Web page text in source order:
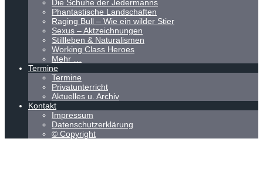
Die Schuhe der Jedermanns
Phantastische Landschaften
Raging Bull – Wie ein wilder Stier
Sexus – Aktzeichnungen
Stillleben & Naturalismen
Working Class Heroes
Mehr …
Termine
Termine
Privatunterricht
Aktuelles u. Archiv
Kontakt
Impressum
Datenschutzerklärung
© Copyright